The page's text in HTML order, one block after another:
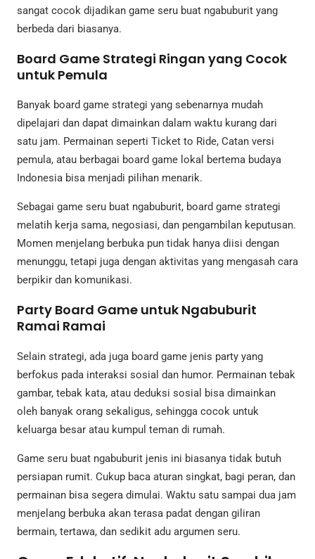
sangat cocok dijadikan game seru buat ngabuburit yang
berbeda dari biasanya.
Board Game Strategi Ringan yang Cocok
untuk Pemula
Banyak board game strategi yang sebenarnya mudah
dipelajari dan dapat dimainkan dalam waktu kurang dari
satu jam. Permainan seperti Ticket to Ride, Catan versi
pemula, atau berbagai board game lokal bertema budaya
Indonesia bisa menjadi pilihan menarik.
Sebagai game seru buat ngabuburit, board game strategi
melatih kerja sama, negosiasi, dan pengambilan keputusan.
Momen menjelang berbuka pun tidak hanya diisi dengan
menunggu, tetapi juga dengan aktivitas yang mengasah cara
berpikir dan komunikasi.
Party Board Game untuk Ngabuburit
Ramai Ramai
Selain strategi, ada juga board game jenis party yang
berfokus pada interaksi sosial dan humor. Permainan tebak
gambar, tebak kata, atau deduksi sosial bisa dimainkan
oleh banyak orang sekaligus, sehingga cocok untuk
keluarga besar atau kumpul teman di rumah.
Game seru buat ngabuburit jenis ini biasanya tidak butuh
persiapan rumit. Cukup baca aturan singkat, bagi peran, dan
permainan bisa segera dimulai. Waktu satu sampai dua jam
menjelang berbuka akan terasa padat dengan giliran
bermain, tertawa, dan sedikit adu argumen seru.